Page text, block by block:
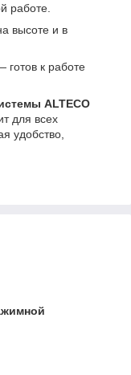
работе.
высоте и в
готов к работе
ALTECO
для всех
удобство,